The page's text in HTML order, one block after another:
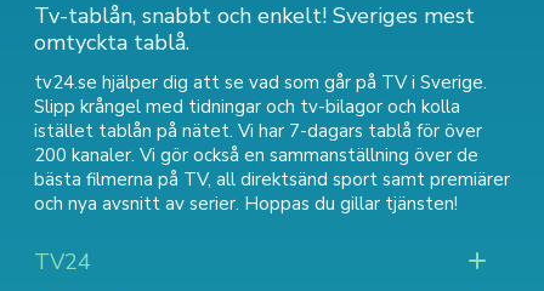
Tv-tablån, snabbt och enkelt! Sveriges mest
omtyckta tablå.
tv24.se hjälper dig att se vad som går på TV i Sverige.
Slipp krångel med tidningar och tv-bilagor och kolla
istället tablån på nätet. Vi har 7-dagars tablå för över
200 kanaler. Vi gör också en sammanställning över de
bästa filmerna på TV, all direktsänd sport samt premiärer
och nya avsnitt av serier. Hoppas du gillar tjänsten!
TV24